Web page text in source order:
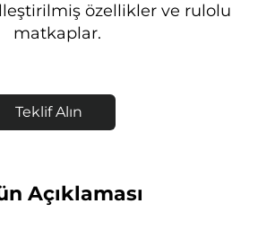
özellikler ve rulolu
matkaplar.
Teklif Alın
Açıklaması